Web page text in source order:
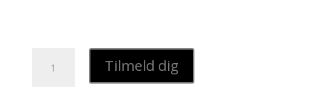
Tilmeld dig